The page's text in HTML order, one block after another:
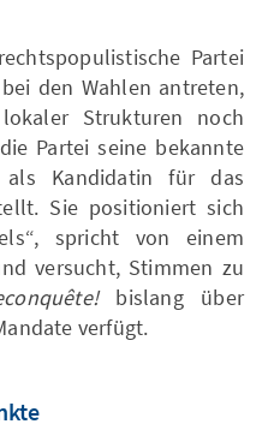
Partei
den Wahlen antreten,
Strukturen noch
Partei seine bekannte
als Kandidatin für das
Sie positioniert sich
spricht von einem
versucht, Stimmen zu
bislang über
verfügt.